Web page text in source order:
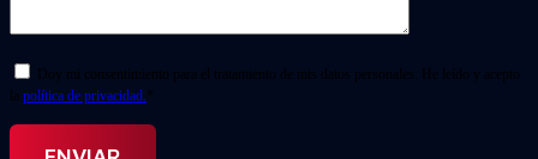
Doy mi consentimiento para el tratamiento de mis datos personales. He leído y acepto
la política de privacidad. *